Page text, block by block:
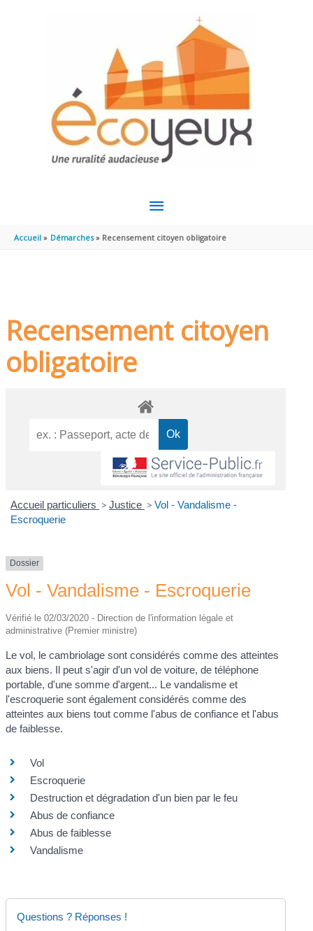
MENU
PRINCIPAL
Accueil Démarches Recensement citoyen obligatoire
Recensement citoyen
obligatoire
Accueil particuliers > Justice > Vol - Vandalisme -
Escroquerie
Dossier
Vol - Vandalisme - Escroquerie
Vérifié le 02/03/2020 - Direction de l'information légale et
administrative (Premier ministre)
Le vol, le cambriolage sont considérés comme des atteintes
aux biens. Il peut s'agir d'un vol de voiture, de téléphone
portable, d'une somme d'argent... Le vandalisme et
l'escroquerie sont également considérés comme des
atteintes aux biens tout comme l'abus de confiance et l'abus
de faiblesse.
Vol
Escroquerie
Destruction et dégradation d'un bien par le feu
Abus de confiance
Abus de faiblesse
Vandalisme
Questions ? Réponses !